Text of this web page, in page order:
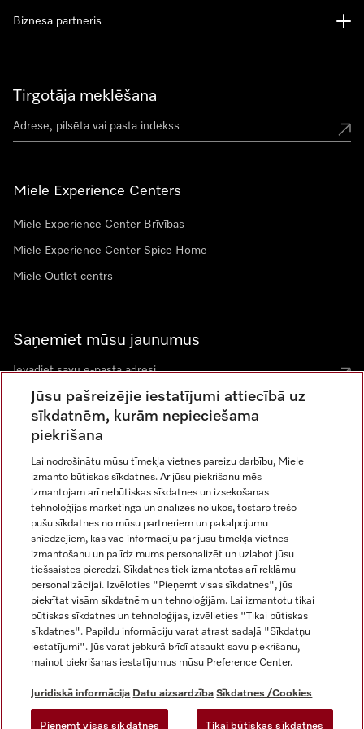
Tirgotāja meklēšana
Miele Experience Centers
Miele Experience Center Brīvības
Miele Experience Center Spice Home
Miele Outlet centrs
Saņemiet mūsu jaunumus
Biznesa partneris
Juridiskā informācija
Vispārējie darījumu noteikumi
Datu aizsardzība
Lietošanas noteikumi
Miele paziņojums par pieejamību
Digitālo pakalpojumu likums
Miele vietnē Instagram
Miele vietnē Facebook
Miele vietnē Youtube
Jūsu pašreizējie iestatījumi attiecībā uz
sīkdatnēm, kurām nepieciešama
piekrišana
Lai nodrošinātu mūsu tīmekļa vietnes pareizu darbību, Miele
izmanto būtiskas sīkdatnes. Ar jūsu piekrišanu mēs
izmantojam arī nebūtiskas sīkdatnes un izsekošanas
tehnoloģijas mārketinga un analīzes nolūkos, tostarp trešo
pušu sīkdatnes no mūsu partneriem un pakalpojumu
sniedzējiem, kas vāc informāciju par jūsu tīmekļa vietnes
izmantošanu un palīdz mums personalizēt un uzlabot jūsu
tiešsaistes pieredzi. Sīkdatnes tiek izmantotas arī reklāmu
personalizācijai. Izvēloties "Pieņemt visas sīkdatnes", jūs
piekrītat visām sīkdatnēm un tehnoloģijām. Lai izmantotu tikai
būtiskas sīkdatnes un tehnoloģijas, izvēlieties "Tikai būtiskas
sīkdatnes". Papildu informāciju varat atrast sadaļā "Sīkdatņu
iestatījumi". Jūs varat jebkurā brīdī atsaukt savu piekrišanu,
mainot piekrišanas iestatījumus mūsu Preference Center.
Juridiskā informācija Datu aizsardzība Sīkdatnes /Cookies
Pieņemt visas sīkdatnes Tikai būtiskas sīkdatnes